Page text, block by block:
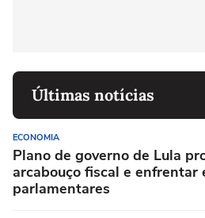
Últimas notícias
ECONOMIA
Plano de governo de Lula
arcabouço fiscal e enfrentar
parlamentares